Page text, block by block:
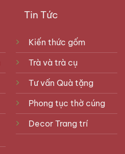
Tin Tức
Kiến thức gốm
Trà và trà cụ
Tư vấn Quà tặng
Phong tục thờ cúng
Decor Trang trí